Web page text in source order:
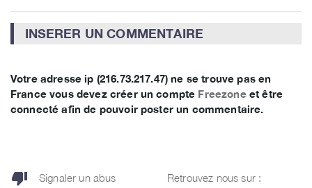
INSERER UN COMMENTAIRE
Votre adresse ip (216.73.217.47) ne se trouve pas en
France vous devez créer un compte Freezone et être
connecté afin de pouvoir poster un commentaire.
thumb_down Signaler un abus Retrouvez nous sur :